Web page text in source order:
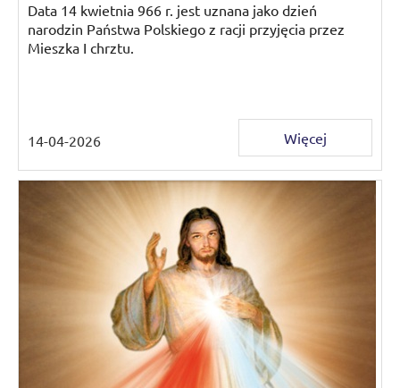
Data 14 kwietnia 966 r. jest uznana jako dzień
narodzin Państwa Polskiego z racji przyjęcia przez
Mieszka I chrztu.
14-04-2026 Więcej